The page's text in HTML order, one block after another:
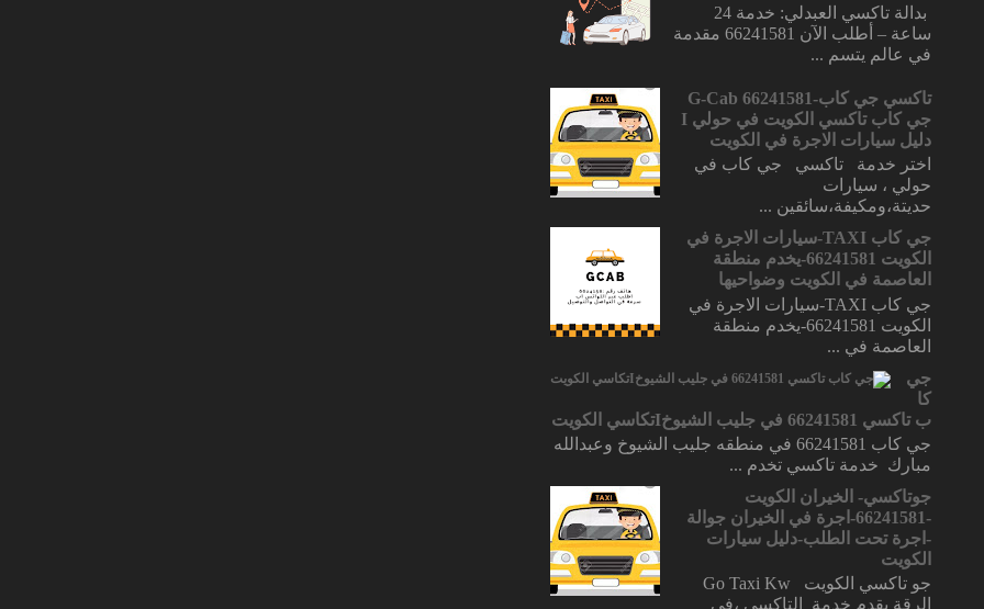
بدالة تاكسي العبدلي: خدمة 24
ساعة – أطلب الآن 66241581 مقدمة
في عالم يتسم ...
تاكسي جي كاب-66241581 G-Cab
جي كاب تاكسي الكويت في حولي I
دليل سيارات الاجرة في الكويت
اختر خدمة تاكسي جي كاب في
حولي ، سيارات
حديتة،ومكيفة،سائقين ...
جي كاب TAXI-سيارات الاجرة في
الكويت 66241581-يخدم منطقة
العاصمة في الكويت وضواحيها
جي كاب TAXI-سيارات الاجرة في
الكويت 66241581-يخدم منطقة
العاصمة في ...
جي
كا
ب تاكسي 66241581 في جليب الشيوخIتكاسي الكويت
جي كاب 66241581 في منطقه جليب الشيوخ وعبدالله
مبارك خدمة تاكسي تخدم ...
جوتاكسي- الخيران الكويت
-66241581-اجرة في الخيران جوالة
-اجرة تحت الطلب-دليل سيارات
الكويت
الرقة يقدم خدمة التاكسي ،في